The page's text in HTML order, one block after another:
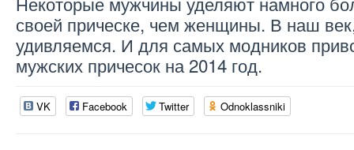
своей прическе, чем женщины. В наш
удивляемся. И для самых модников
мужских причесок на 2014 год.
VK Facebook Twitter Odnoklassniki